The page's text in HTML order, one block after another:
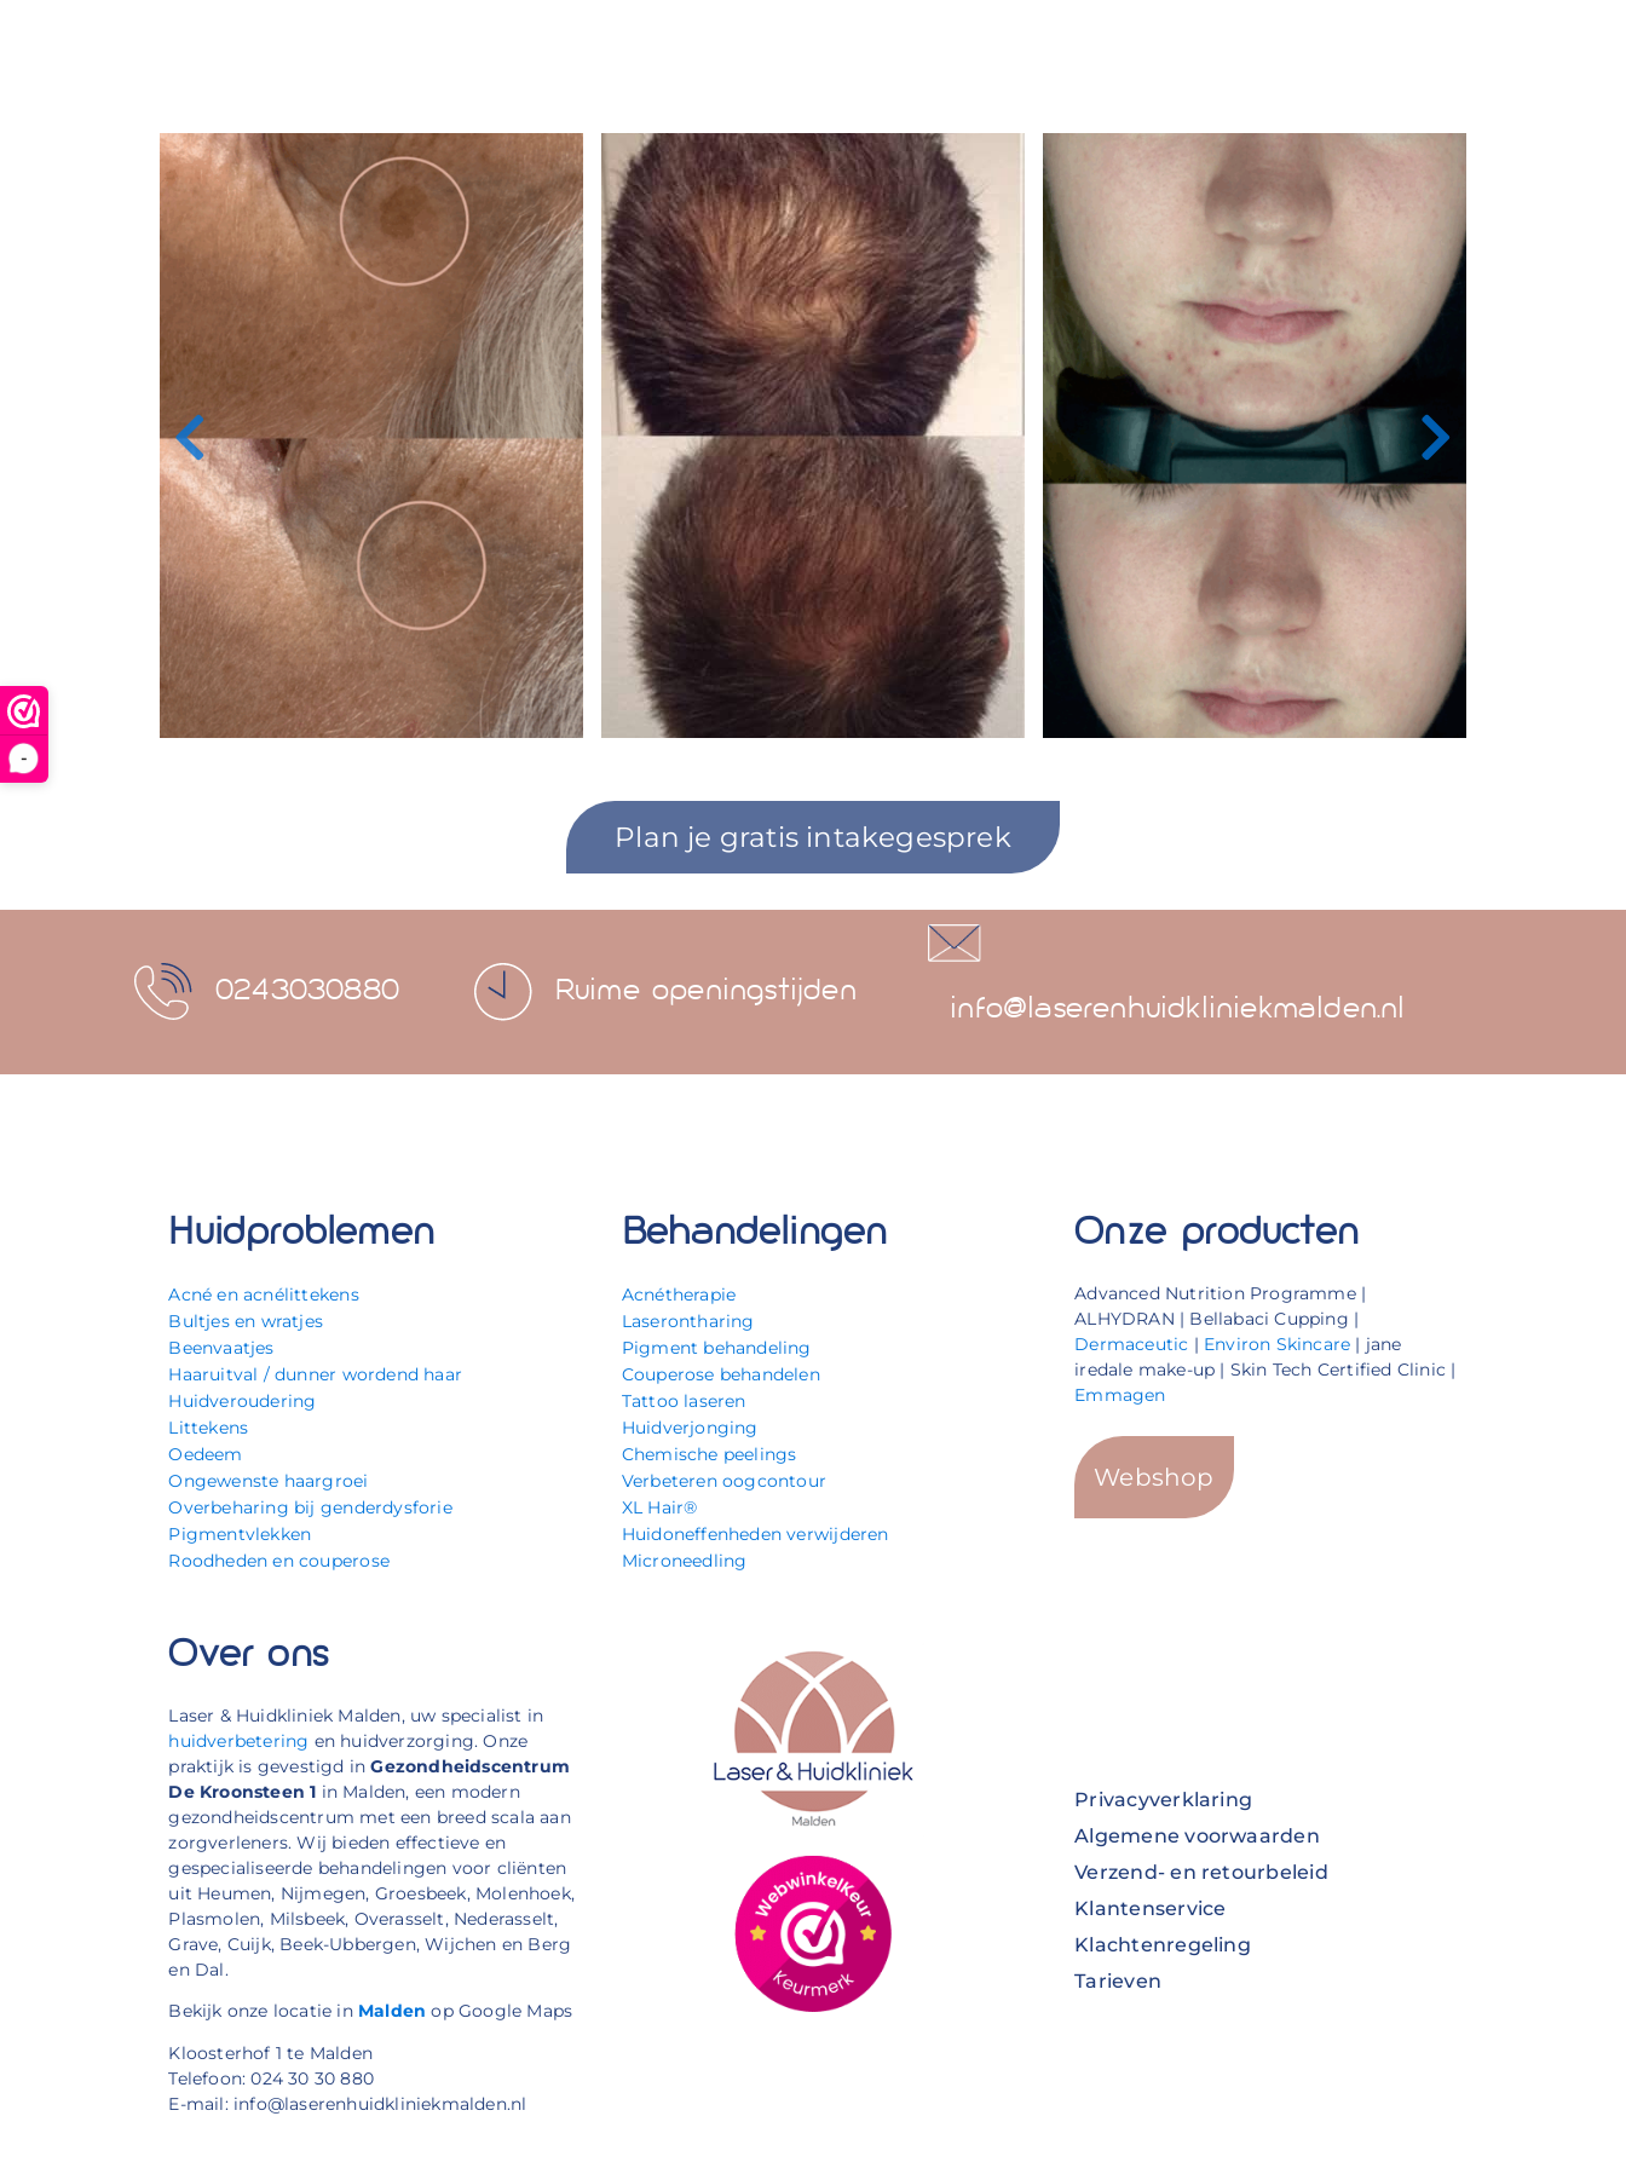
-
Plan je gratis intakegesprek
0243030880 Ruime openingstijden info@laserenhuidkliniekmalden.nl
Huidproblemen
Acné en acnélittekens
Bultjes en wratjes
Beenvaatjes
Haaruitval / dunner wordend haar
Huidveroudering
Littekens
Oedeem
Ongewenste haargroei
Overbeharing bij genderdysforie
Pigmentvlekken
Roodheden en couperose
Behandelingen
Acnétherapie
Laserontharing
Pigment behandeling
Couperose behandelen
Tattoo laseren
Huidverjonging
Chemische peelings
Verbeteren oogcontour
XL Hair®
Huidoneffenheden verwijderen
Microneedling
Onze producten
Advanced Nutrition Programme |
ALHYDRAN | Bellabaci Cupping |
Dermaceutic | Environ Skincare | jane
iredale make-up | Skin Tech Certified Clinic |
Emmagen
Webshop
Over ons
Laser & Huidkliniek Malden, uw specialist in
huidverbetering en huidverzorging. Onze
praktijk is gevestigd inGezondheidscentrum
De Kroonsteen 1 in Malden, een modern
gezondheidscentrum met een breed scala aan
zorgverleners. Wij bieden effectieve en
gespecialiseerde behandelingen voor cliënten
uit Heumen, Nijmegen, Groesbeek, Molenhoek,
Plasmolen, Milsbeek, Overasselt, Nederasselt,
Grave, Cuijk, Beek-Ubbergen, Wijchen en Berg
en Dal.
Bekijk onze locatie in Malden op Google Maps
Kloosterhof 1 te Malden
Telefoon: 024 30 30 880
E-mail: info@laserenhuidkliniekmalden.nl
Privacyverklaring
Algemene voorwaarden
Verzend- en retourbeleid
Klantenservice
Klachtenregeling
Tarieven